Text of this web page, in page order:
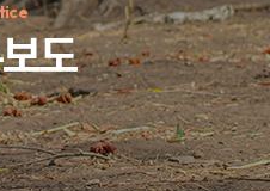
페인#팬덤후원
도